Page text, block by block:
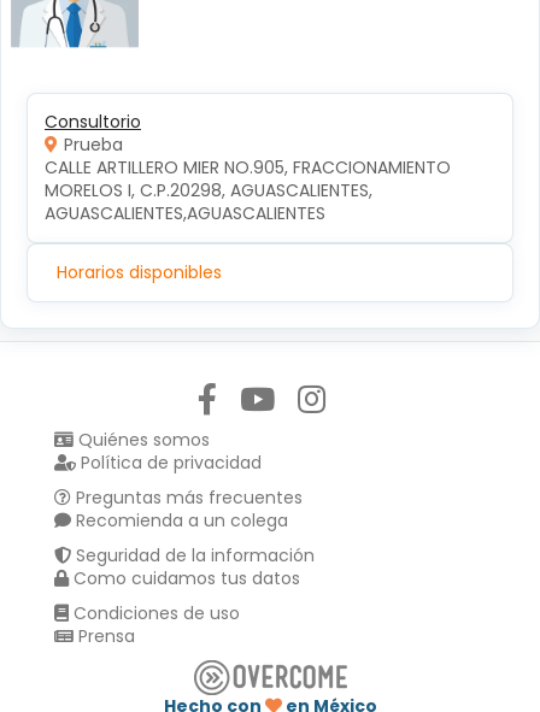
Consultorio
Prueba
CALLE ARTILLERO MIER NO.905, FRACCIONAMIENTO
MORELOS I, C.P.20298, AGUASCALIENTES,
AGUASCALIENTES,AGUASCALIENTES
Horarios disponibles
Quiénes somos
Política de privacidad
Preguntas más frecuentes
Recomienda a un colega
Seguridad de la información
Como cuidamos tus datos
Condiciones de uso
Prensa
Hecho con en México